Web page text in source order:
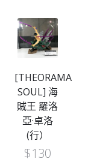
[THEORAMA
SOUL] 海
賊王 羅洛
亞·卓洛
(行）
$130